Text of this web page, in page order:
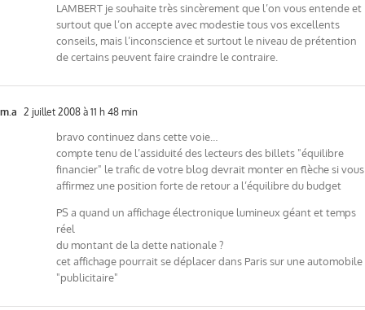
LAMBERT je souhaite très sincèrement que l’on vous entende et
surtout que l’on accepte avec modestie tous vos excellents
conseils, mais l’inconscience et surtout le niveau de prétention
de certains peuvent faire craindre le contraire.
m.a 2 juillet 2008 à 11 h 48 min
bravo continuez dans cette voie…
compte tenu de l’assiduité des lecteurs des billets "équilibre
financier" le trafic de votre blog devrait monter en flèche si vous
affirmez une position forte de retour a l’équilibre du budget
PS a quand un affichage électronique lumineux géant et temps
réel
du montant de la dette nationale ?
cet affichage pourrait se déplacer dans Paris sur une automobile
"publicitaire"